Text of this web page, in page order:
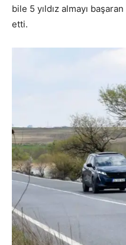
bile 5 yıldız almayı
etti.